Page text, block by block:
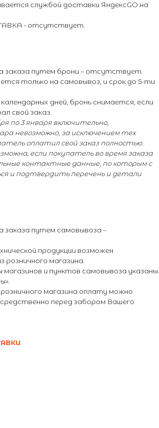
службой доставки ЯндексGO на
- отсутствует.
заказа путем брони – отсутствует.
только на самовывоз, и срок до 5-ти
дней, бронь снимается, если
свой заказ.
по 3 января включительно,
невозможно, за исключением тех
оплатил свой заказ полностью.
если покупатель во время заказа
контактные данные, по которым с
и подтвердить перечень и детали
заказа путем самовывоза –
продукции возможен
розничного магазина.
и пунктов самовывоза указаны
магазина оплату можно
перед забором Вашего